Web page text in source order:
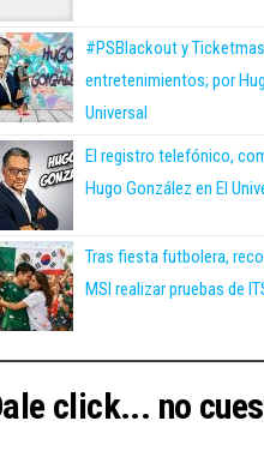
#PSBlackout y
entretenimientos; por
Universal
El registro telefónico,
Hugo González en El
Tras fiesta futbolera,
MSI realizar pruebas de
click... no